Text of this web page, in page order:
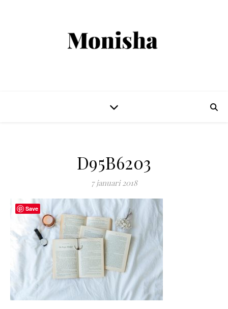
D95B6203
7 januari 2018
Save